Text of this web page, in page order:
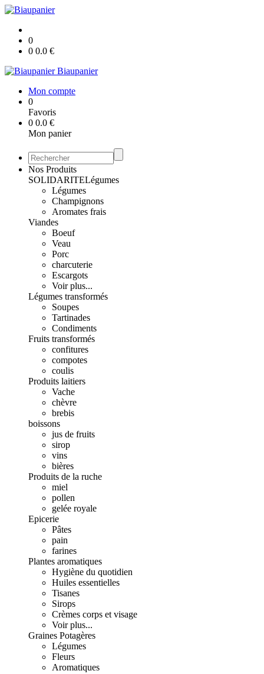
0
0 0.0 €
Biaupanier
Mon compte
0
Favoris
0 0.0 €
Mon panier
Nos Produits
SOLIDARITELégumes
Légumes
Champignons
Aromates frais
Viandes
Boeuf
Veau
Porc
charcuterie
Escargots
Voir plus...
Légumes transformés
Soupes
Tartinades
Condiments
Fruits transformés
confitures
compotes
coulis
Produits laitiers
Vache
chèvre
brebis
boissons
jus de fruits
sirop
vins
bières
Produits de la ruche
miel
pollen
gelée royale
Epicerie
Pâtes
pain
farines
Plantes aromatiques
Hygiène du quotidien
Huiles essentielles
Tisanes
Sirops
Crèmes corps et visage
Voir plus...
Graines Potagères
Légumes
Fleurs
Aromatiques